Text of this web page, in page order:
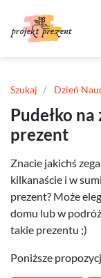
Szukaj Dzień
Pudełko na
prezent
Znacie jakichś
kilkanaście i w
prezent? Może
domu lub w
takie prezentu ;)
Poniższe